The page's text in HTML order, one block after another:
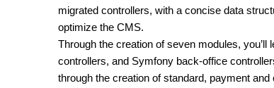
migrated controllers, with a concise data
optimize the CMS.
Through the creation of seven modules,
controllers, and Symfony back-office
through the creation of standard, payment